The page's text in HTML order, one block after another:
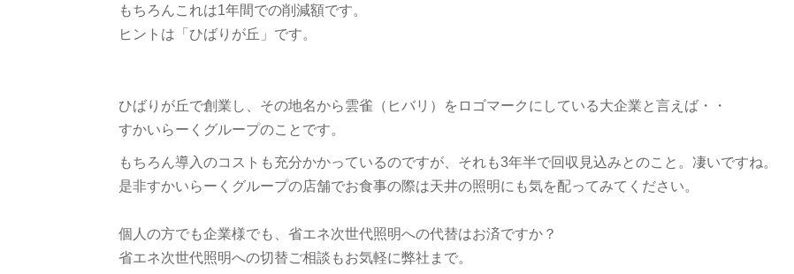
もちろんこれは1年間での削減額です。
ヒントは「ひばりが丘」です。
ひばりが丘で創業し、その地名から雲雀（ヒバリ）をロゴマークにしている大企業と言えば・・
すかいらーくグループのことです。
もちろん導入のコストも充分かかっているのですが、それも3年半で回収見込みとのこと。凄いですね。
是非すかいらーくグループの店舗でお食事の際は天井の照明にも気を配ってみてください。
個人の方でも企業様でも、省エネ次世代照明への代替はお済ですか？
省エネ次世代照明への切替ご相談もお気軽に弊社まで。